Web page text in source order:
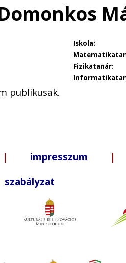
Iskola:
Fizikatanár:
publikusak.
impresszum |